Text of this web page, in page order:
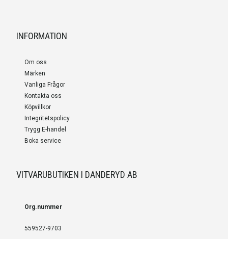
INFORMATION
Om oss
Märken
Vanliga Frågor
Kontakta oss
Köpvillkor
Integritetspolicy
Trygg E-handel
Boka service
VITVARUBUTIKEN I DANDERYD AB
Org.nummer
559527-9703